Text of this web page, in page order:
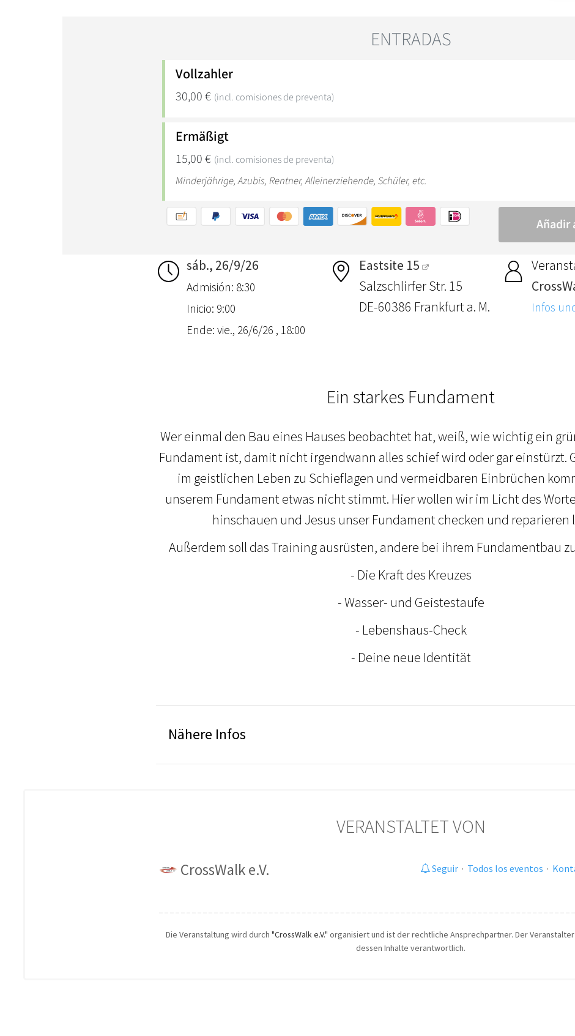
sáb., 26/9/26
Admisión: 8:30
Inicio: 9:00
Ende: vie., 26/6/26 , 18:00
Eastsite 15
Salzschlirfer Str. 15
DE-60386 Frankfurt a. M.
Infos
Ein starkes Fundament
Wer einmal den Bau eines Hauses beobachtet hat, weiß, wie wichtig ein
Fundament ist, damit nicht irgendwann alles schief wird oder gar einstürzt.
im geistlichen Leben zu Schieflagen und vermeidbaren Einbrüchen
unserem Fundament etwas nicht stimmt. Hier wollen wir im Licht des
hinschauen und Jesus unser Fundament checken und reparieren
Außerdem soll das Training ausrüsten, andere bei ihrem Fundamentbau
- Die Kraft des Kreuzes
- Wasser- und Geistestaufe
- Lebenshaus-Check
- Deine neue Identität
Nähere Infos
VERANSTALTET VON
CrossWalk e.V. Seguir· Todos los eventos ·
Die Veranstaltung wird durch"CrossWalk e.V." organisiert und ist der rechtliche Ansprechpartner. Der
dessen Inhalte verantwortlich.